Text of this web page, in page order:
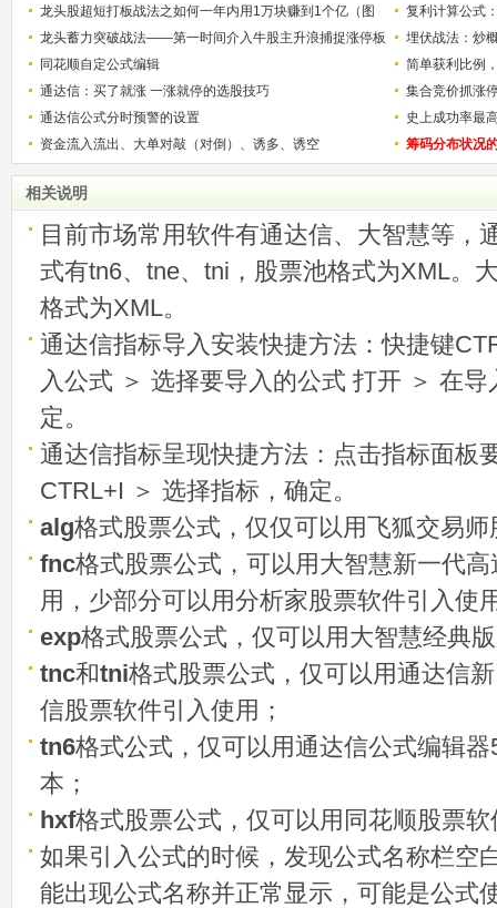
龙头股超短打板战法之如何一年内用1万块赚到1个亿（图
解）
复利计算公式
少？
龙头蓄力突破战法——第一时间介入牛股主升浪捕捉涨停板
的技巧（图解）
埋伏战法：炒
同花顺自定公式编辑
简单获利比例
用
通达信：买了就涨 一涨就停的选股技巧
集合竞价抓涨
通达信公式分时预警的设置
史上成功率最
称选股法宝！
资金流入流出、大单对敲（对倒）、诱多、诱空 筹码分布状况
相关说明
目前市场常用软件有通达信、大智慧等，
式有tn6、tne、tni，股票池格式为XML。
格式为XML。
通达信指标导入安装快捷方法：快捷键
入公式 ＞ 选择要导入的公式 打开 ＞ 在
定。
通达信指标呈现快捷方法：点击指标面板
CTRL+I ＞ 选择指标，确定。
alg格式股票公式，仅仅可以用飞狐交易
fnc格式股票公式，可以用大智慧新一代
用，少部分可以用分析家股票软件引入使
exp格式股票公式，仅可以用大智慧经典
tnc和tni格式股票公式，仅可以用通达信
信股票软件引入使用；
tn6格式公式，仅可以用通达信公式编辑
本；
hxf格式股票公式，仅可以用同花顺股票
如果引入公式的时候，发现公式名称栏空
能出现公式名称并正常显示，可能是公式